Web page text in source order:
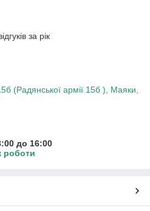
за рік
(Радянської армії 15б ), Маяки,
до 16:00
роботи